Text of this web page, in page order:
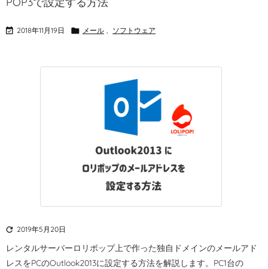
 2018年11月19日  メール , ソフトウェア
 2019年5月20日
レンタルサーバーロリポップ上で作った独自ドメインのメールアド
レスをPCのOutlook2013に設定する方法を解説します。 PC1台の